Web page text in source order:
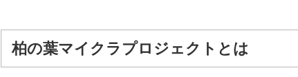
柏の葉マイクラプロジェクトとは